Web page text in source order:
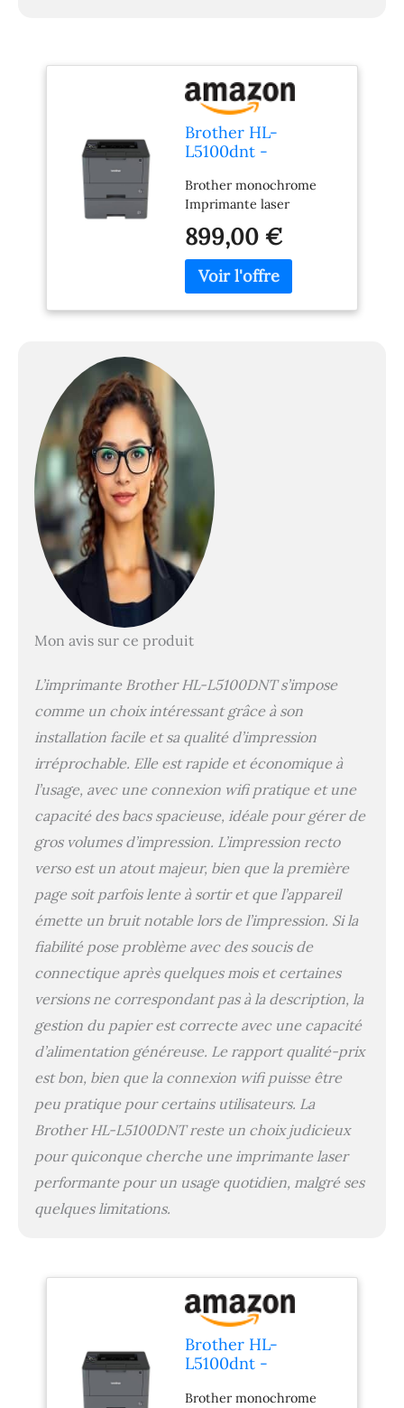
Brother HL-
L5100dnt -
ArbeitsplatZ-
Laserdrucker - Bis
Zu 40 Seiten Pro
Minute - 250 Blatt
Und Eine 520 Blatt
Papierkassette - Lan
Brother monochrome
Imprimante laser
899,00 €
Mon avis sur ce produit
L’imprimante Brother HL-L5100DNT s’impose
comme un choix intéressant grâce à son
installation facile et sa qualité d’impression
irréprochable. Elle est rapide et économique à
l’usage, avec une connexion wifi pratique et une
capacité des bacs spacieuse, idéale pour gérer de
gros volumes d’impression. L’impression recto
verso est un atout majeur, bien que la première
page soit parfois lente à sortir et que l’appareil
émette un bruit notable lors de l’impression. Si la
fiabilité pose problème avec des soucis de
connectique après quelques mois et certaines
versions ne correspondant pas à la description, la
gestion du papier est correcte avec une capacité
d’alimentation généreuse. Le rapport qualité-prix
est bon, bien que la connexion wifi puisse être
peu pratique pour certains utilisateurs. La
Brother HL-L5100DNT reste un choix judicieux
pour quiconque cherche une imprimante laser
performante pour un usage quotidien, malgré ses
quelques limitations.
Brother HL-
L5100dnt -
ArbeitsplatZ-
Brother monochrome